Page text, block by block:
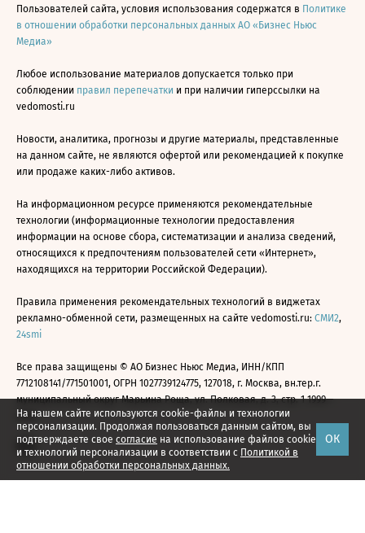
На нашем сайте используются cookie-файлы и технологии
персонализации. Продолжая пользоваться данным сайтом, вы
подтверждаете свое согласие на использование файлов cookie
и технологий персонализации в соответствии с Политикой в
отношении обработки персональных данных.
ОК
Пользователей сайта, условия использования содержатся в Политике
в отношении обработки персональных данных АО «Бизнес Ньюс
Медиа»
Любое использование материалов допускается только при
соблюдении правил перепечатки и при наличии гиперссылки на
vedomosti.ru
Новости, аналитика, прогнозы и другие материалы, представленные
на данном сайте, не являются офертой или рекомендацией к покупке
или продаже каких-либо активов.
На информационном ресурсе применяются рекомендательные
технологии (информационные технологии предоставления
информации на основе сбора, систематизации и анализа сведений,
относящихся к предпочтениям пользователей сети «Интернет»,
находящихся на территории Российской Федерации).
Правила применения рекомендательных технологий в виджетах
рекламно-обменной сети, размещенных на сайте vedomosti.ru: СМИ2,
24smi
Все права защищены © АО Бизнес Ньюс Медиа, ИНН/КПП
7712108141/771501001, ОГРН 1027739124775, 127018, г. Москва, вн.тер.г.
муниципальный округ Марьина Роща, ул. Полковая, д. 3, стр. 1 1999—
2026